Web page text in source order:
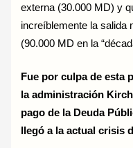
externa (30.000 MD) y
increíblemente la salida
(90.000 MD en la
Fue por culpa de esta
la administración
pago de la Deuda
llegó a la actual crisis